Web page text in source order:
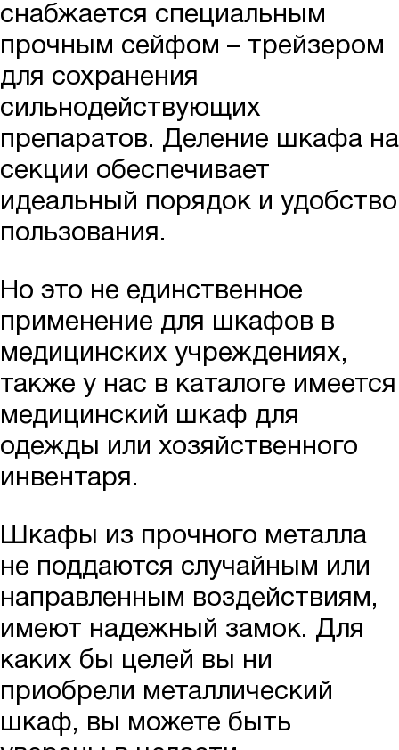
снабжается специальным
прочным сейфом – трейзером
для сохранения
сильнодействующих
препаратов. Деление шкафа на
секции обеспечивает
идеальный порядок и удобство
пользования.
Но это не единственное
применение для шкафов в
медицинских учреждениях,
также у нас в каталоге имеется
медицинский шкаф для
одежды или хозяйственного
инвентаря.
Шкафы из прочного металла
не поддаются случайным или
направленным воздействиям,
имеют надежный замок. Для
каких бы целей вы ни
приобрели металлический
шкаф, вы можете быть